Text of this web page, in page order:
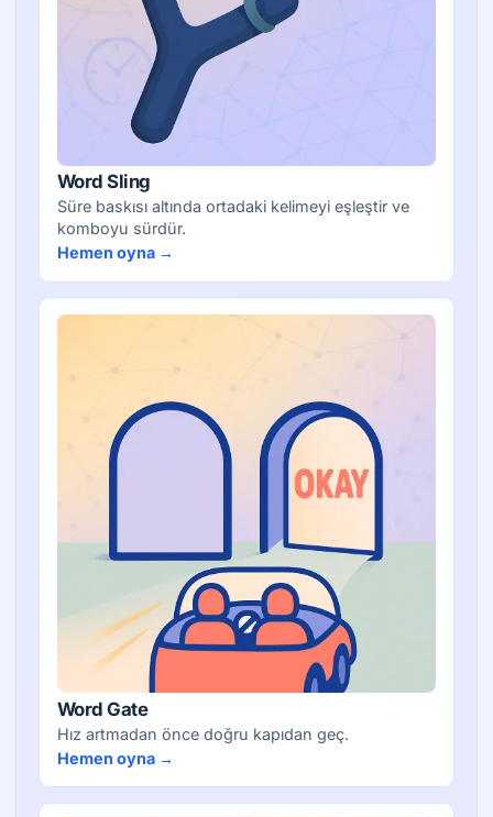
Word Sling
Süre baskısı altında ortadaki kelimeyi eşleştir ve
komboyu sürdür.
Hemen oyna →
Word Gate
Hız artmadan önce doğru kapıdan geç.
Hemen oyna →